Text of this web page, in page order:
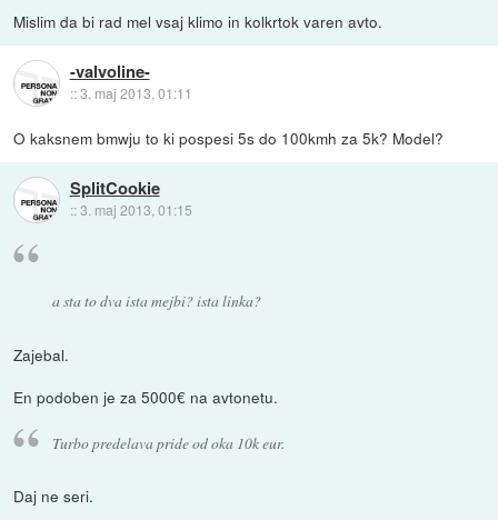
Mislim da bi rad mel vsaj klimo in kolkrtok varen avto.
-valvoline-
::3. maj 2013, 01:11
O kaksnem bmwju to ki pospesi 5s do 100kmh za 5k? Model?
SplitCookie
::3. maj 2013, 01:15
a sta to dva ista mejbi? ista linka?
Zajebal.
En podoben je za 5000€ na avtonetu.
Turbo predelava pride od oka 10k eur.
Daj ne seri.